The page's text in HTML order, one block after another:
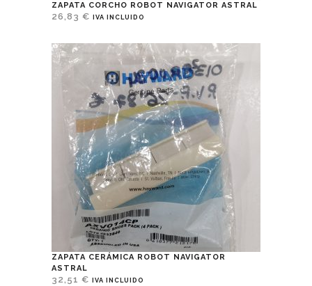
ZAPATA CORCHO ROBOT NAVIGATOR ASTRAL
26,83 € IVA INCLUIDO
ZAPATA CERÁMICA ROBOT NAVIGATOR
ASTRAL
32,51 € IVA INCLUIDO